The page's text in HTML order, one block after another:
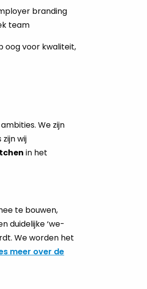
branding
team
oog voor kwaliteit,
We zijn
wij
in het
te bouwen,
duidelijke ‘we-
We worden het
meer over de